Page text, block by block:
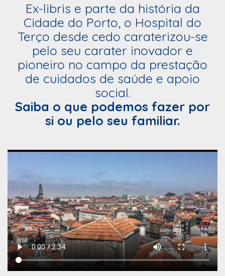
Ex-libris e parte da história da
Cidade do Porto, o Hospital do
Terço desde cedo caraterizou-se
pelo seu carater inovador e
pioneiro no campo da prestação
de cuidados de saúde e apoio
social.
Saiba o que podemos fazer por
si ou pelo seu familiar.